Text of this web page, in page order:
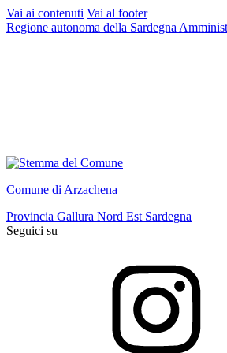
Vai ai contenuti Vai al footer
Regione autonoma della Sardegna
Comune di Arzachena
Provincia Gallura Nord Est Sardegna
Seguici su